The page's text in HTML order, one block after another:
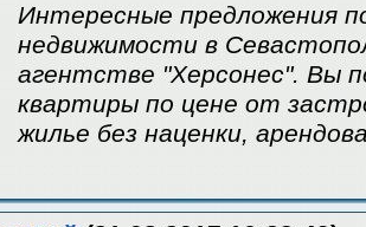
Интересные предложения
недвижимости в
агентстве "Херсонес". Вы
квартиры по цене от
жилье без наценки,